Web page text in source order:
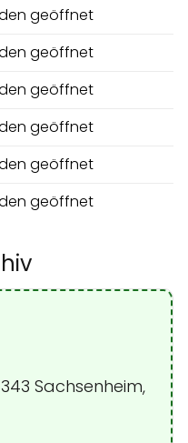
geöffnet
geöffnet
geöffnet
geöffnet
geöffnet
geöffnet
Sachsenheim,